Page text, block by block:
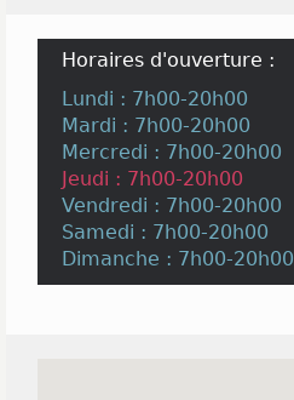
Horaires d'ouverture :
Lundi : 7h00-20h00
Mardi : 7h00-20h00
Mercredi : 7h00-20h00
Jeudi : 7h00-20h00
Vendredi : 7h00-20h00
Samedi : 7h00-20h00
Dimanche : 7h00-20h00